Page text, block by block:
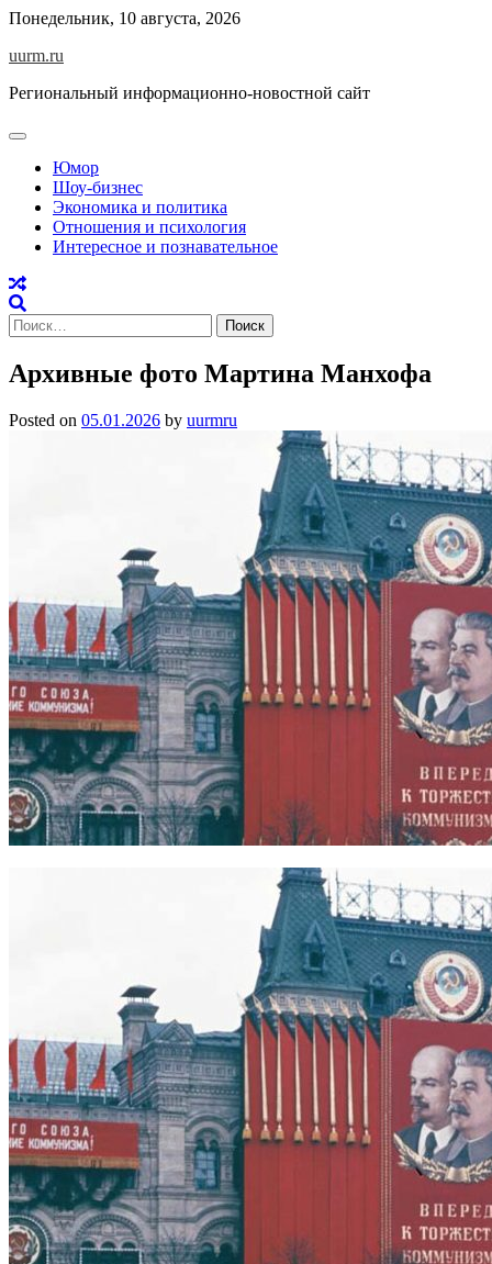
Skip
content
Понедельник, 10 августа, 2026
uurm.ru
Региональный информационно-новостной сайт
Юмор
Шоу-бизнес
Экономика и политика
Отношения и психология
Интересное и познавательное
Найти:
Архивные фото Мартина Манхофа
Posted on 05.01.2026 by uurmru